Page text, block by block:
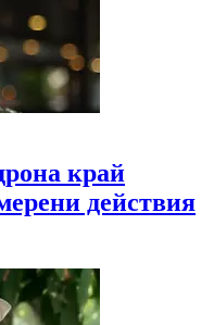
край
действия